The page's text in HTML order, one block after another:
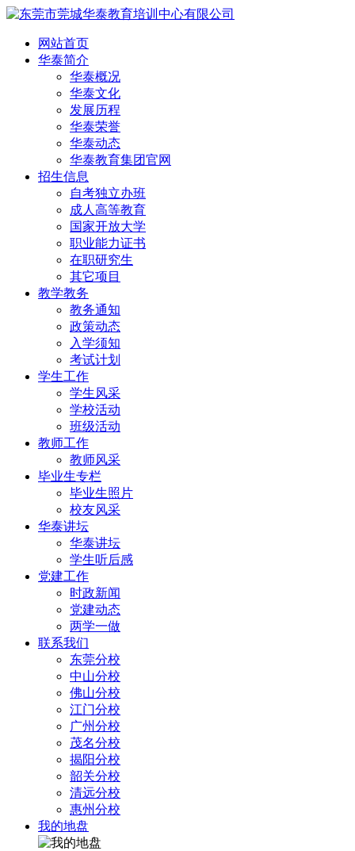
网站首页
华泰简介
华泰概况
华泰文化
发展历程
华泰荣誉
华泰动态
华泰教育集团官网
招生信息
自考独立办班
成人高等教育
国家开放大学
职业能力证书
在职研究生
其它项目
教学教务
教务通知
政策动态
入学须知
考试计划
学生工作
学生风采
学校活动
班级活动
教师工作
教师风采
毕业生专栏
毕业生照片
校友风采
华泰讲坛
华泰讲坛
学生听后感
党建工作
时政新闻
党建动态
两学一做
联系我们
东莞分校
中山分校
佛山分校
江门分校
广州分校
茂名分校
揭阳分校
韶关分校
清远分校
惠州分校
我的地盘